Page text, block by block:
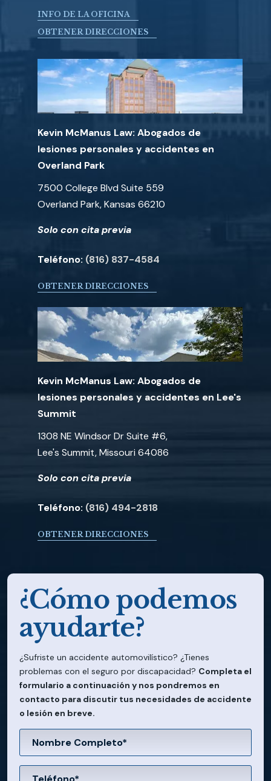
INFO DE LA OFICINA
OBTENER DIRECCIONES
Kevin McManus Law: Abogados de
lesiones personales y accidentes en
Overland Park
7500 College Blvd Suite 559
Overland Park, Kansas 66210
Solo con cita previa
Teléfono: (816) 837-4584
OBTENER DIRECCIONES
Kevin McManus Law: Abogados de
lesiones personales y accidentes en Lee's
Summit
1308 NE Windsor Dr Suite #6,
Lee's Summit, Missouri 64086
Solo con cita previa
Teléfono: (816) 494-2818
OBTENER DIRECCIONES
¿Cómo podemos
ayudarte?
¿Sufriste un accidente automovilístico? ¿Tienes
problemas con el seguro por discapacidad? Completa el
formulario a continuación y nos pondremos en
contacto para discutir tus necesidades de accidente
o lesión en breve.